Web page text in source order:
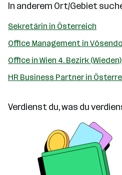
In anderem Ort/Gebiet
Sekretärin in Österreich
Office Management in
Office in Wien 4. Bezirk (Wieden)
HR Business Partner in
Verdienst du, was du